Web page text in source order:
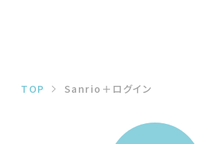
TOP Sanrio＋ログイン